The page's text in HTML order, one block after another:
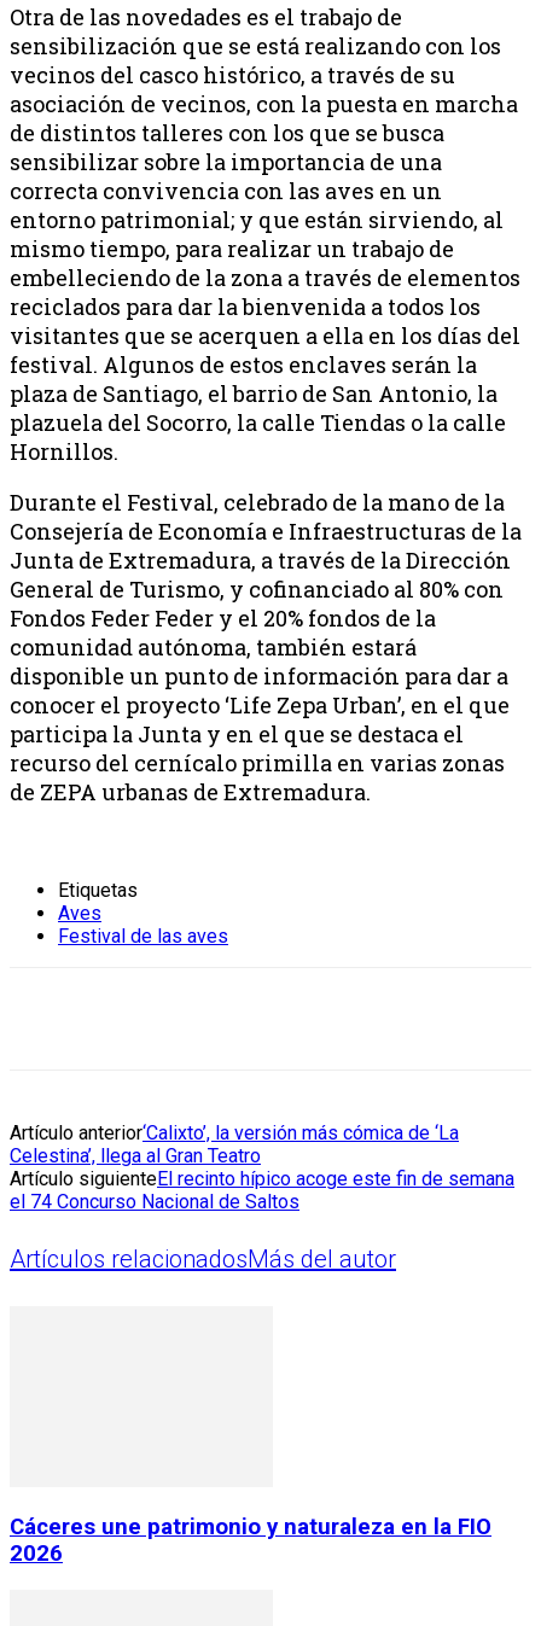
Otra de las novedades es el trabajo de
sensibilización que se está realizando con los
vecinos del casco histórico, a través de su
asociación de vecinos, con la puesta en marcha
de distintos talleres con los que se busca
sensibilizar sobre la importancia de una
correcta convivencia con las aves en un
entorno patrimonial; y que están sirviendo, al
mismo tiempo, para realizar un trabajo de
embelleciendo de la zona a través de elementos
reciclados para dar la bienvenida a todos los
visitantes que se acerquen a ella en los días del
festival. Algunos de estos enclaves serán la
plaza de Santiago, el barrio de San Antonio, la
plazuela del Socorro, la calle Tiendas o la calle
Hornillos.
Durante el Festival, celebrado de la mano de la
Consejería de Economía e Infraestructuras de la
Junta de Extremadura, a través de la Dirección
General de Turismo, y cofinanciado al 80% con
Fondos Feder Feder y el 20% fondos de la
comunidad autónoma, también estará
disponible un punto de información para dar a
conocer el proyecto ‘Life Zepa Urban’, en el que
participa la Junta y en el que se destaca el
recurso del cernícalo primilla en varias zonas
de ZEPA urbanas de Extremadura.
Etiquetas
Aves
Festival de las aves
Artículo anterior‘Calixto’, la versión más cómica de ‘La
Celestina’, llega al Gran Teatro
Artículo siguienteEl recinto hípico acoge este fin de semana
el 74 Concurso Nacional de Saltos
Artículos relacionadosMás del autor
Cáceres une patrimonio y naturaleza en la FIO
2026